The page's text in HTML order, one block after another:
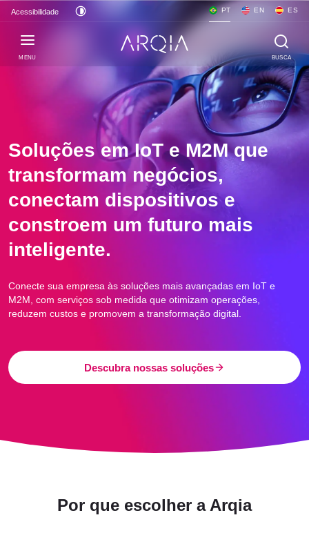
Acessibilidade PT EN ES
MENU BUSCA
Soluções em IoT e M2M que
transformam negócios,
conectam dispositivos e
constroem um futuro mais
inteligente.
Conecte sua empresa às soluções mais avançadas em IoT e
M2M, com serviços sob medida que otimizam operações,
reduzem custos e promovem a transformação digital.
Descubra nossas soluções
Por que escolher a Arqia